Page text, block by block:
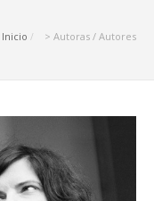
Inicio > Autoras / Autores